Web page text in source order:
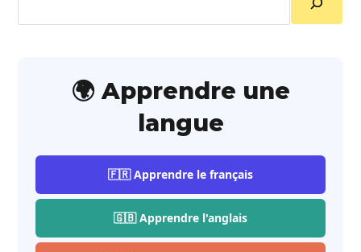
🌍 Apprendre une
langue
🇫🇷 Apprendre le français
🇬🇧 Apprendre l'anglais